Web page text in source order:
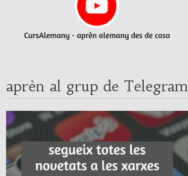
aprèn al grup de Telegram